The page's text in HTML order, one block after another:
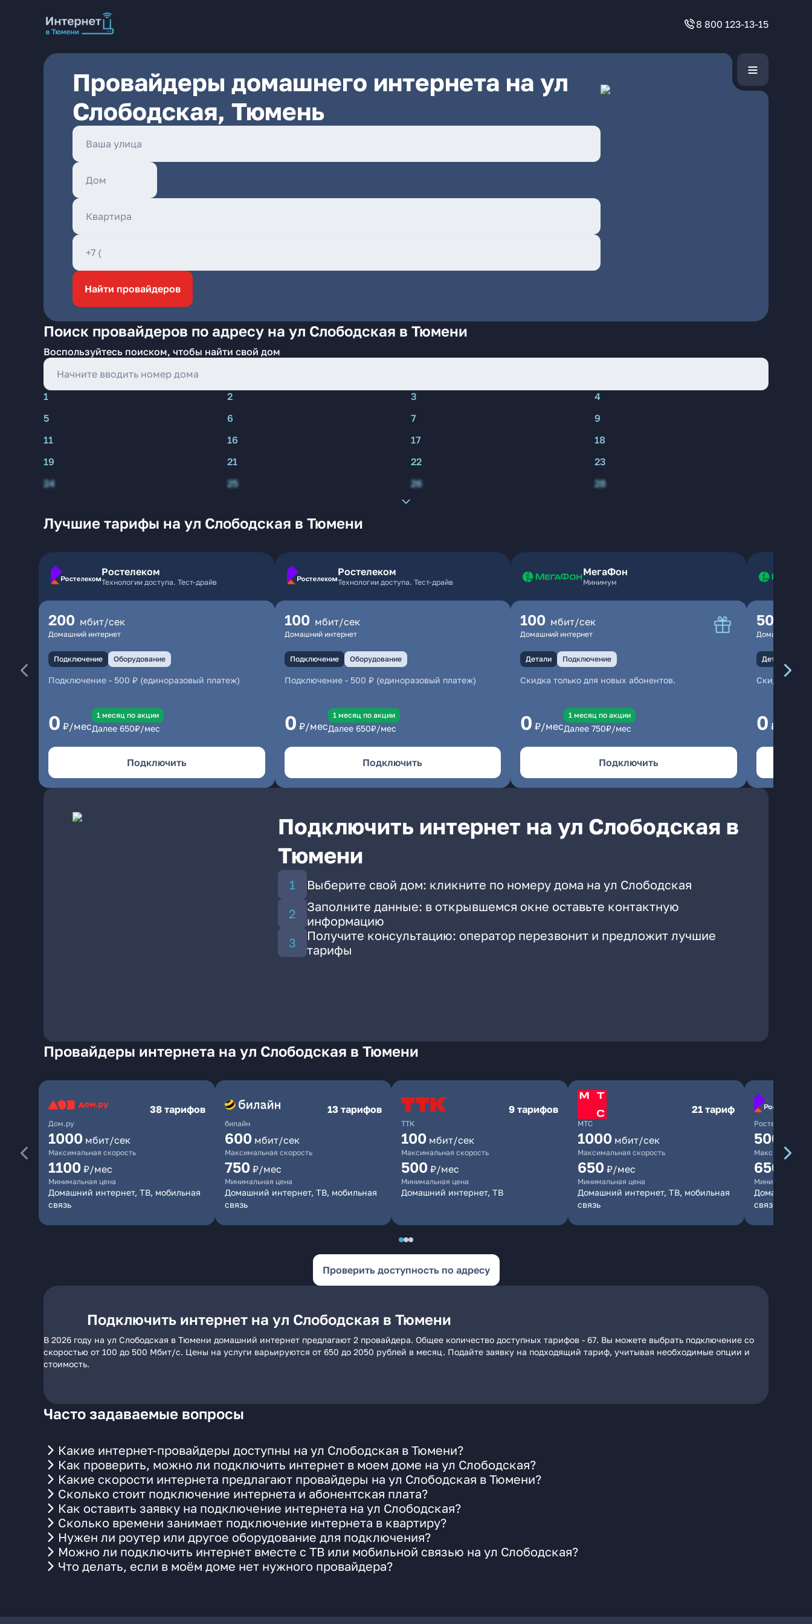
8 800 123-13-15
Провайдеры домашнего интернета на ул
Слободская, Тюмень
Найти провайдеров
Поиск провайдеров по адресу на ул Слободская в Тюмени
Воспользуйтесь поиском, чтобы найти свой дом
1 2 3
4
5
6 7
9
11
16 17
18
19
21 22
23
24
25 26 28
Лучшие тарифы на ул Слободская в Тюмени
Ростелеком
Технологии доступа. Тест-драйв
200 мбит/сек
Домашний интернет
Подключение Оборудование
Подключение - 500 ₽ (единоразовый платеж)
0 ₽/мес
1 месяц по акции
Далее 650₽/мес
Подключить
Ростелеком
Технологии доступа. Тест-драйв
100 мбит/сек
Домашний интернет
Подключение Оборудование
Подключение- 500 ₽ (единоразовый платеж)
0 ₽/мес
1 месяц по акции
Далее 650₽/мес
Подключить
МегаФон
Минимум
100 мбит/сек
Домашний интернет
Детали Подключение
Скидка только для новых абонентов.
0 ₽/мес
1 месяц по акции
Далее 750₽/мес
Подключить
500
Домашний
Детали
Скидка
0 ₽/мес
Подключить интернет на ул Слободская в
Тюмени
Выберите свой дом: кликните по номеру дома на ул Слободская
Заполните данные: в открывшемся окне оставьте контактную
информацию
Получите консультацию: оператор перезвонит и предложит лучшие
тарифы
Провайдеры интернета на ул Слободская в Тюмени
Дом.ру
38 тарифов
1000 мбит/сек
Максимальная скорость
1100 ₽/мес
Минимальная цена
Домашний интернет, ТВ, мобильная
связь
билайн
13 тарифов
600 мбит/сек
Максимальная скорость
750 ₽/мес
Минимальная цена
Домашний интернет, ТВ, мобильная
связь
ТТК
9 тарифов
100 мбит/сек
Максимальная скорость
500 ₽/мес
Минимальная цена
Домашний интернет, ТВ
МТС
21 тариф
1000 мбит/сек
Максимальная скорость
650 ₽/мес
Минимальная цена
Домашний интернет, ТВ, мобильная
связь
Ростелеком
500
Максимальная
650
Минимальная
Домашний
связь
Проверить доступность по адресу
Подключить интернет на ул Слободская в Тюмени
В 2026 году на ул Слободская в Тюмени домашний интернет предлагают 2 провайдера. Общее количество доступных тарифов - 67. Вы можете выбрать подключение со
скоростью от 100 до 500 Мбит/с. Цены на услуги варьируются от 650 до 2050 рублей в месяц. Подайте заявку на подходящий тариф, учитывая необходимые опции и
стоимость.
Часто задаваемые вопросы
Какие интернет-провайдеры доступны на ул Слободская в Тюмени?
Как проверить, можно ли подключить интернет в моем доме на ул Слободская?
Какие скорости интернета предлагают провайдеры на ул Слободская в Тюмени?
Сколько стоит подключение интернета и абонентская плата?
Как оставить заявку на подключение интернета на ул Слободская?
Сколько времени занимает подключение интернета в квартиру?
Нужен ли роутер или другое оборудование для подключения?
Можно ли подключить интернет вместе с ТВ или мобильной связью на ул Слободская?
Что делать, если в моём доме нет нужного провайдера?